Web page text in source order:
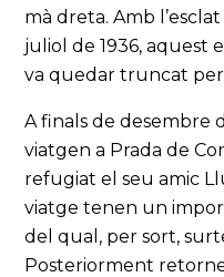
mà dreta. Amb
juliol de 1936, aquest
va quedar truncat per
A finals de desembre
viatgen a Prada de
refugiat el seu amic
viatge tenen un
del qual, per sort,
Posteriorment